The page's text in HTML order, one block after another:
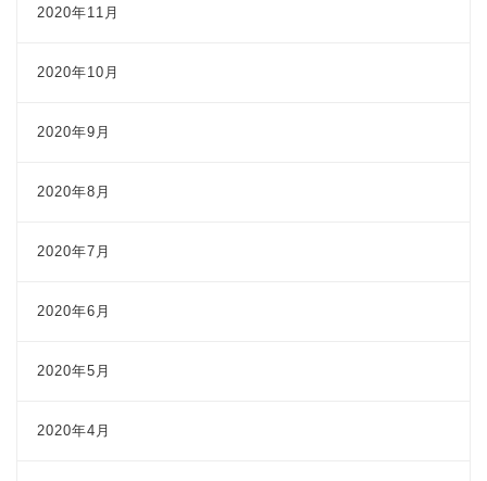
2020年11月
2020年10月
2020年9月
2020年8月
2020年7月
2020年6月
2020年5月
2020年4月